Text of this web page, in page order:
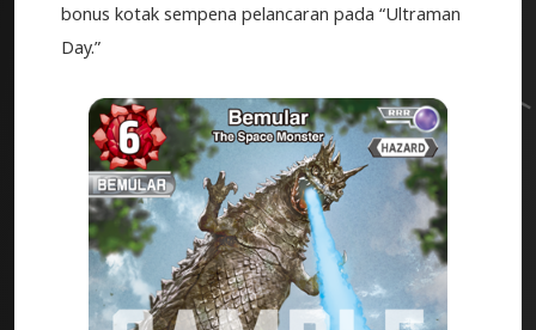
bonus kotak sempena pelancaran pada “Ultraman
Day.”